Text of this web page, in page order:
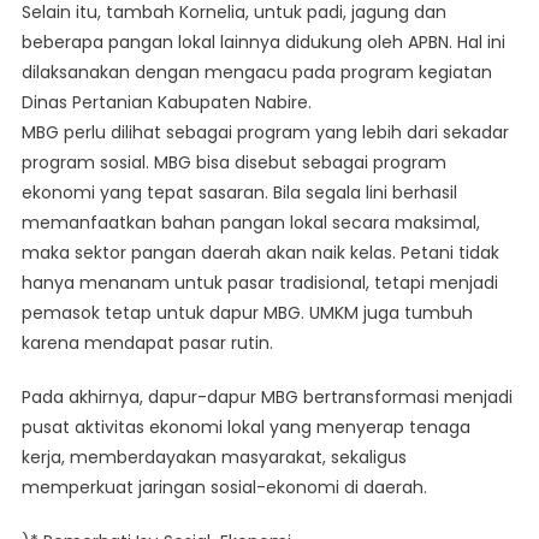
Selain itu, tambah Kornelia, untuk padi, jagung dan
beberapa pangan lokal lainnya didukung oleh APBN. Hal ini
dilaksanakan dengan mengacu pada program kegiatan
Dinas Pertanian Kabupaten Nabire.
MBG perlu dilihat sebagai program yang lebih dari sekadar
program sosial. MBG bisa disebut sebagai program
ekonomi yang tepat sasaran. Bila segala lini berhasil
memanfaatkan bahan pangan lokal secara maksimal,
maka sektor pangan daerah akan naik kelas. Petani tidak
hanya menanam untuk pasar tradisional, tetapi menjadi
pemasok tetap untuk dapur MBG. UMKM juga tumbuh
karena mendapat pasar rutin.
Pada akhirnya, dapur-dapur MBG bertransformasi menjadi
pusat aktivitas ekonomi lokal yang menyerap tenaga
kerja, memberdayakan masyarakat, sekaligus
memperkuat jaringan sosial-ekonomi di daerah.